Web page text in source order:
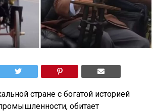
стране с богатой историей
обитает